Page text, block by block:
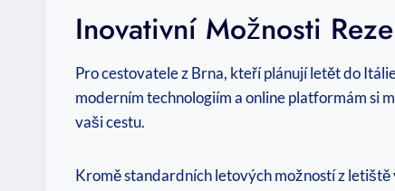
Inovativní Možnosti
Pro cestovatele z Brna, kteří plánují letět do
moderním technologiím a online platformám si
vaši cestu.
Kromě standardních letových možností z